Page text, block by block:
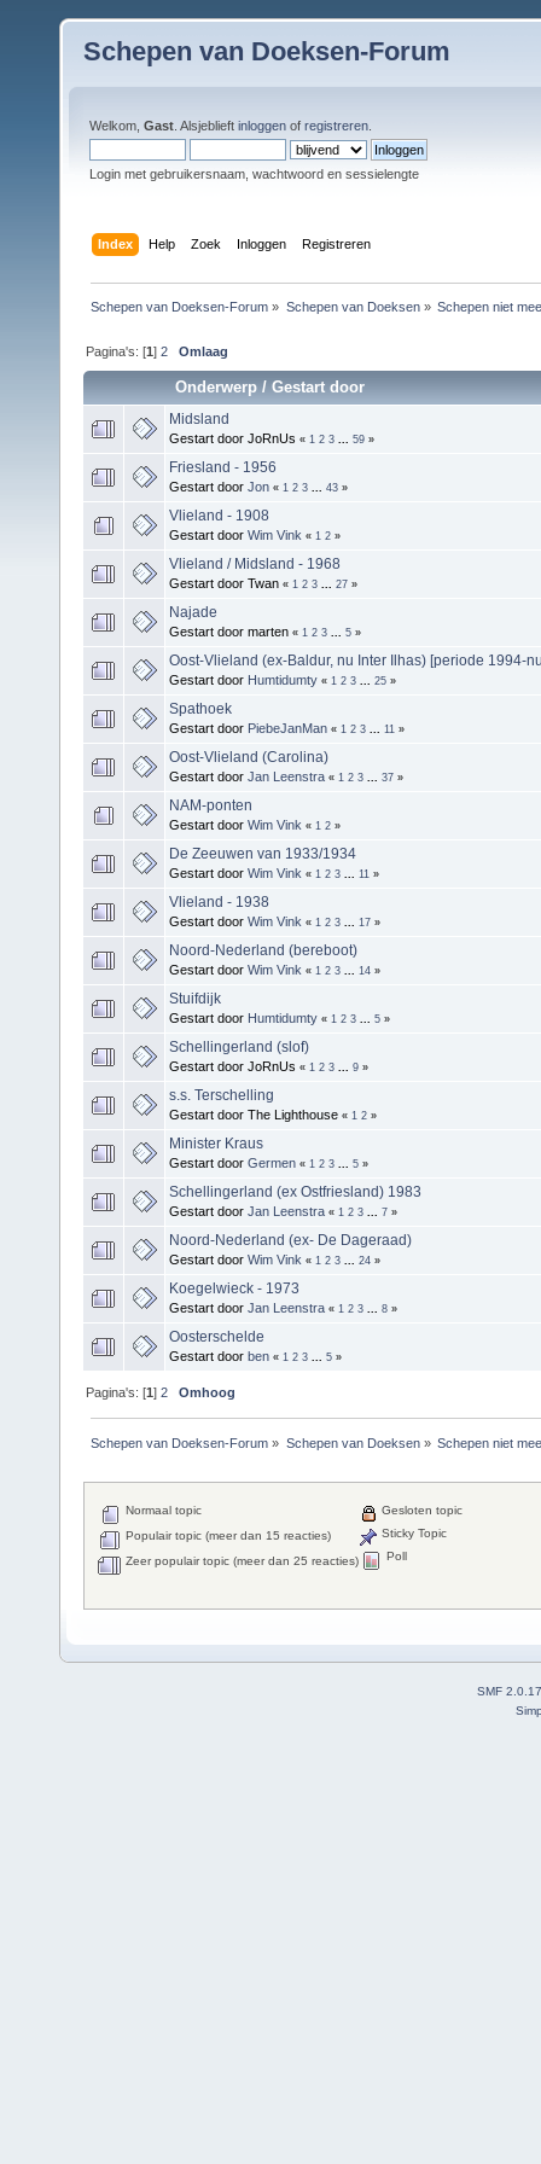
Schepen van Doeksen-Forum
Welkom, Gast . Alsjeblieft inloggen of registreren
Login met gebruikersnaam, wachtwoord en sessielengte
Index Help Zoek Inloggen Registreren
Schepen van Doeksen-Forum » Schepen van Doeksen» Schepen niet
Pagina's: [1]2 Omlaag
Onderwerp /Gestart door
Midsland
Gestart door JoRnUs « 1 2 3 59 »
Friesland - 1956
Gestart door Jon « 1 2 3 43 »
Vlieland - 1908
Gestart door Wim Vink « 1 2 »
Vlieland / Midsland - 1968
Gestart door Twan « 1 2 3 27 »
Najade
Gestart door marten « 1 2 3 5 »
Oost-Vlieland (ex-Baldur, nu Inter Ilhas) [periode 1994-
Gestart door Humtidumty « 1 2 3 25 »
Spathoek
Gestart door PiebeJanMan « 1 2 3 11 »
Oost-Vlieland (Carolina)
Gestart door Jan Leenstra « 1 2 3 37 »
NAM-ponten
Gestart door Wim Vink « 1 2 »
De Zeeuwen van 1933/1934
Gestart door Wim Vink « 1 2 3 11 »
Vlieland - 1938
Gestart door Wim Vink « 1 2 3 17 »
Noord-Nederland (bereboot)
Gestart door Wim Vink « 1 2 3 14 »
Stuifdijk
Gestart door Humtidumty « 1 2 3 5 »
Schellingerland (slof)
Gestart door JoRnUs « 1 2 3 9 »
s.s. Terschelling
Gestart door The Lighthouse « 1 2 »
Minister Kraus
Gestart door Germen « 1 2 3 5 »
Schellingerland (ex Ostfriesland) 1983
Gestart door Jan Leenstra « 1 2 3 7 »
Noord-Nederland (ex- De Dageraad)
Gestart door Wim Vink « 1 2 3 24 »
Koegelwieck - 1973
Gestart door Jan Leenstra « 1 2 3 8 »
Oosterschelde
Gestart door ben « 1 2 3 5 »
Pagina's: [1]2 Omhoog
Schepen van Doeksen-Forum » Schepen van Doeksen» Schepen niet
Normaal topic
Populair topic (meer dan 15 reacties)
Zeer populair topic (meer dan 25 reacties)
Gesloten topic
Sticky Topic
Poll
SMF 2.0.17